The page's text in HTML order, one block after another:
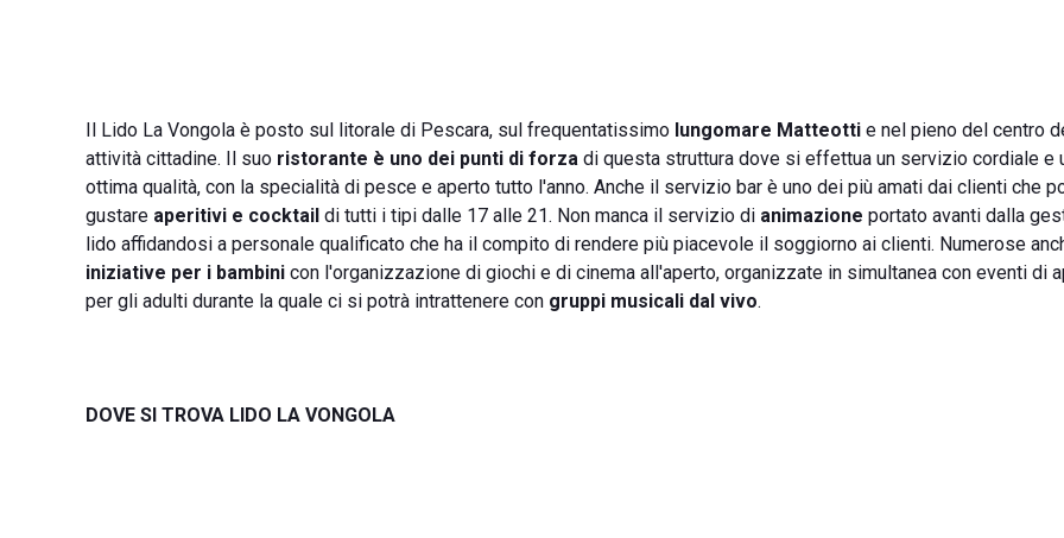
Il Lido La Vongola è posto sul litorale di Pescara, sul frequentatissimo lungomare Matteotti e nel pieno del centro
attività cittadine. Il suo ristorante è uno dei punti di forza di questa struttura dove si effettua un servizio cordiale e
ottima qualità, con la specialità di pesce e aperto tutto l'anno. Anche il servizio bar è uno dei più amati dai clienti che
gustare aperitivi e cocktail di tutti i tipi dalle 17 alle 21. Non manca il servizio di animazione portato avanti dalla
lido affidandosi a personale qualificato che ha il compito di rendere più piacevole il soggiorno ai clienti. Numerose
iniziative per i bambini con l'organizzazione di giochi e di cinema all'aperto, organizzate in simultanea con eventi di
per gli adulti durante la quale ci si potrà intrattenere con gruppi musicali dal vivo.
DOVE SI TROVA LIDO LA VONGOLA